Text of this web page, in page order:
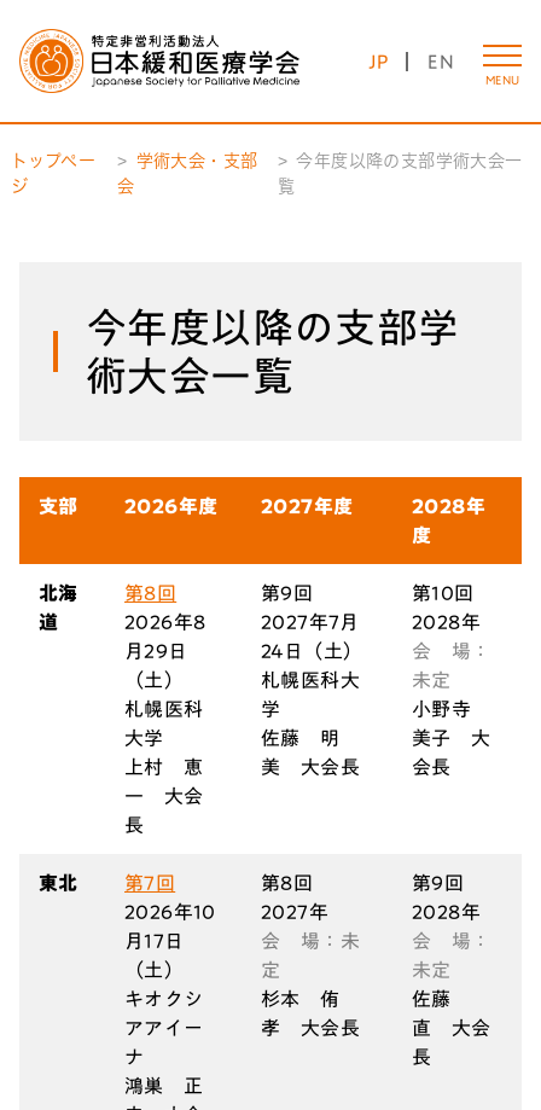
JP EN
MENU
トップペー
ジ
学術大会・支部
会
今年度以降の支部学術大会一
覧
今年度以降の支部学
術大会一覧
支部 2026年度 2027年度
2028年
度
北海
道
第8回
2026年8
月29日
（土）
札幌医科
大学
上村
恵
一
大会
長
第9回
2027年7月
24日（土）
札幌医科大
学
佐藤
明
美
大会長
第10回
2028年
会 場：
未定
小野寺
美子 大
会長
東北
第7回
2026年10
月17日
（土）
キオクシ
アアイー
ナ
鴻巣
正
第8回
2027年
会 場：未
定
杉本
侑
孝
大会長
第9回
2028年
会 場：
未定
佐藤
直 大会
長